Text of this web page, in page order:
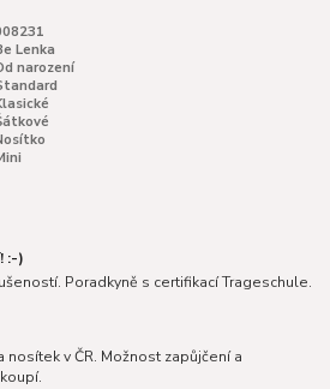
Lenka
narození
:-)
Poradkyně s certifikací Trageschule.
nosítek v ČR. Možnost zapůjčení a